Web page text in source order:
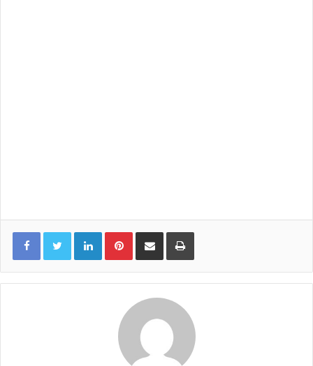
LinkedInPinterestShare via Email Print